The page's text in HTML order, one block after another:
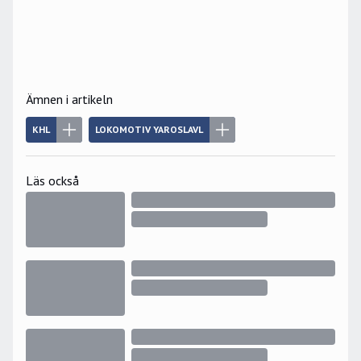
Ämnen i artikeln
KHL LOKOMOTIV YAROSLAVL
Läs också